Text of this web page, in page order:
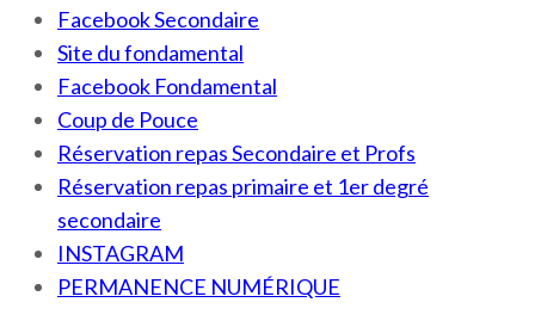
Facebook Secondaire
Site du fondamental
Facebook Fondamental
Coup de Pouce
Réservation repas Secondaire et Profs
Réservation repas primaire et 1er degré
secondaire
INSTAGRAM
PERMANENCE NUMÉRIQUE